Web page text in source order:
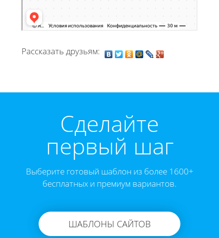
Рассказать друзьям:
Cделайте
первый шаг
Выберите готовый шаблон из более 1600+
бесплатных и премиум вариантов.
ШАБЛОНЫ САЙТОВ